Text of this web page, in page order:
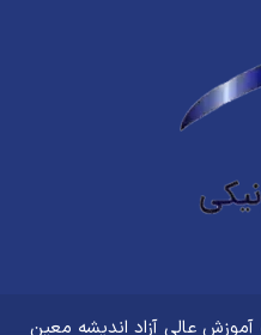
عالی آزاد اندیشه معین